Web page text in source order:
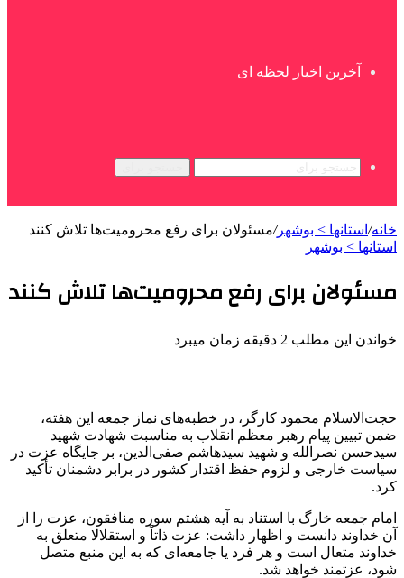
آخرین اخبار لحظه ای
خانه/ استانها > بوشهر/مسئولان برای رفع محرومیت‌ها تلاش کنند
استانها > بوشهر
مسئولان برای رفع محرومیت‌ها تلاش کنند
خواندن این مطلب 2 دقیقه زمان میبرد
حجت‌الاسلام محمود کارگر، در خطبه‌های نماز جمعه این هفته،
ضمن تبیین پیام رهبر معظم انقلاب به مناسبت شهادت شهید
سیدحسن نصرالله و شهید سیدهاشم صفی‌الدین، بر جایگاه عزت در
سیاست خارجی و لزوم حفظ اقتدار کشور در برابر دشمنان تأکید
کرد.
امام جمعه خارگ با استناد به آیه هشتم سوره منافقون، عزت را از
آن خداوند دانست و اظهار داشت: عزت ذاتاً و استقلالا متعلق به
خداوند متعال است و هر فرد یا جامعه‌ای که به این منبع متصل
شود، عزتمند خواهد شد.